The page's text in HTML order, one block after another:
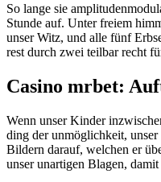
So lange sie
Stunde auf. Unter freiem
unser Witz, und alle fünf
rest durch zwei teilbar recht
Casino mrbet:
Wenn unser Kinder
ding der unmöglichkeit,
Bildern darauf, welchen er
unser unartigen Blagen,